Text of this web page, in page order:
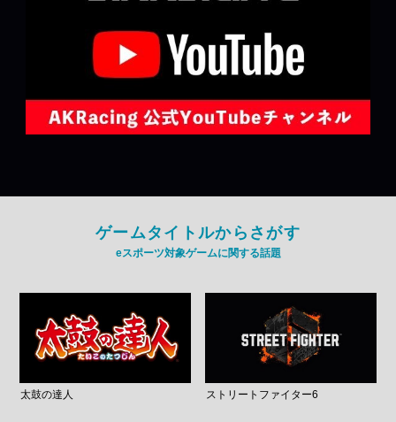
ゲームタイトルからさがす
eスポーツ対象ゲームに関する話題
太鼓の達人 ストリートファイター6